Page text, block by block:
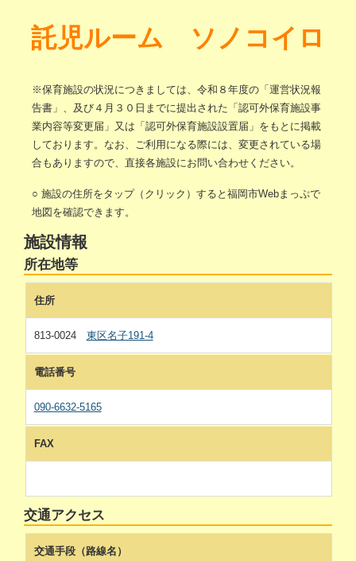
託児ルーム ソノコイロ
※保育施設の状況につきましては、令和８年度の「運営状況報
告書」、及び４月３０日までに提出された「認可外保育施設事
業内容等変更届」又は「認可外保育施設設置届」をもとに掲載
しております。なお、ご利用になる際には、変更されている場
合もありますので、直接各施設にお問い合わせください。
○ 施設の住所をタップ（クリック）すると福岡市Webまっぷで
地図を確認できます。
施設情報
所在地等
住所
813-0024 東区名子191-4
電話番号
090-6632-5165
FAX
交通アクセス
交通手段（路線名）